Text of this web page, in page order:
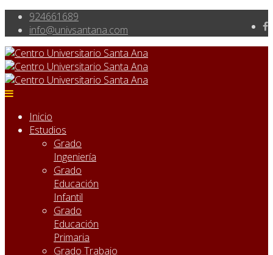
924661689
info@univsantana.com
Inicio
Estudios
Grado
Ingeniería
Grado
Educación
Infantil
Grado
Educación
Primaria
Grado Trabajo